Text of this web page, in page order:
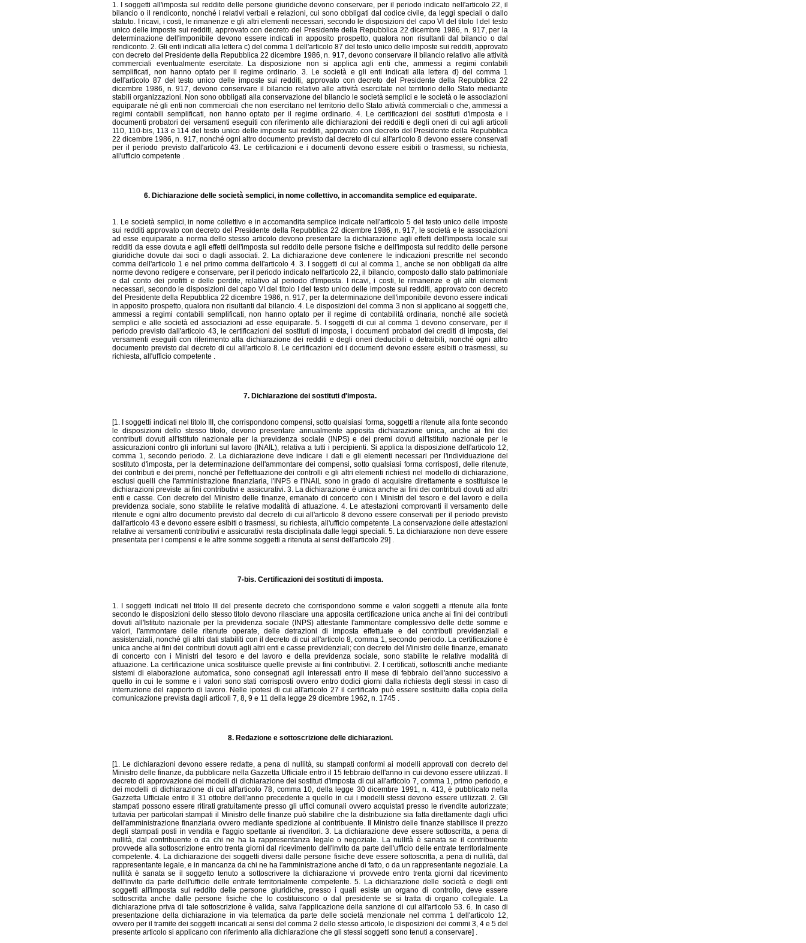
1. I soggetti all'imposta sul reddito delle persone giuridiche devono conservare, per il periodo indicato nell'articolo 22, il
bilancio o il rendiconto, nonché i relativi verbali e relazioni, cui sono obbligati dal codice civile, da leggi speciali o dallo
statuto. I ricavi, i costi, le rimanenze e gli altri elementi necessari, secondo le disposizioni del capo VI del titolo I del testo
unico delle imposte sui redditi, approvato con decreto del Presidente della Repubblica 22 dicembre 1986, n. 917, per la
determinazione dell'imponibile devono essere indicati in apposito prospetto, qualora non risultanti dal bilancio o dal
rendiconto. 2. Gli enti indicati alla lettera c) del comma 1 dell'articolo 87 del testo unico delle imposte sui redditi, approvato
con decreto del Presidente della Repubblica 22 dicembre 1986, n. 917, devono conservare il bilancio relativo alle attività
commerciali eventualmente esercitate. La disposizione non si applica agli enti che, ammessi a regimi contabili
semplificati, non hanno optato per il regime ordinario. 3. Le società e gli enti indicati alla lettera d) del comma 1
dell'articolo 87 del testo unico delle imposte sui redditi, approvato con decreto del Presidente della Repubblica 22
dicembre 1986, n. 917, devono conservare il bilancio relativo alle attività esercitate nel territorio dello Stato mediante
stabili organizzazioni. Non sono obbligati alla conservazione del bilancio le società semplici e le società o le associazioni
equiparate né gli enti non commerciali che non esercitano nel territorio dello Stato attività commerciali o che, ammessi a
regimi contabili semplificati, non hanno optato per il regime ordinario. 4. Le certificazioni dei sostituti d'imposta e i
documenti probatori dei versamenti eseguiti con riferimento alle dichiarazioni dei redditi e degli oneri di cui agli articoli
110, 110-bis, 113 e 114 del testo unico delle imposte sui redditi, approvato con decreto del Presidente della Repubblica
22 dicembre 1986, n. 917, nonché ogni altro documento previsto dal decreto di cui all'articolo 8 devono essere conservati
per il periodo previsto dall'articolo 43. Le certificazioni e i documenti devono essere esibiti o trasmessi, su richiesta,
all'ufficio competente .
6. Dichiarazione delle società semplici, in nome collettivo, in accomandita semplice ed equiparate.
1. Le società semplici, in nome collettivo e in accomandita semplice indicate nell'articolo 5 del testo unico delle imposte
sui redditi approvato con decreto del Presidente della Repubblica 22 dicembre 1986, n. 917, le società e le associazioni
ad esse equiparate a norma dello stesso articolo devono presentare la dichiarazione agli effetti dell'imposta locale sui
redditi da esse dovuta e agli effetti dell'imposta sul reddito delle persone fisiche e dell'imposta sul reddito delle persone
giuridiche dovute dai soci o dagli associati. 2. La dichiarazione deve contenere le indicazioni prescritte nel secondo
comma dell'articolo 1 e nel primo comma dell'articolo 4. 3. I soggetti di cui al comma 1, anche se non obbligati da altre
norme devono redigere e conservare, per il periodo indicato nell'articolo 22, il bilancio, composto dallo stato patrimoniale
e dal conto dei profitti e delle perdite, relativo al periodo d'imposta. I ricavi, i costi, le rimanenze e gli altri elementi
necessari, secondo le disposizioni del capo VI del titolo I del testo unico delle imposte sui redditi, approvato con decreto
del Presidente della Repubblica 22 dicembre 1986, n. 917, per la determinazione dell'imponibile devono essere indicati
in apposito prospetto, qualora non risultanti dal bilancio. 4. Le disposizioni del comma 3 non si applicano ai soggetti che,
ammessi a regimi contabili semplificati, non hanno optato per il regime di contabilità ordinaria, nonché alle società
semplici e alle società ed associazioni ad esse equiparate. 5. I soggetti di cui al comma 1 devono conservare, per il
periodo previsto dall'articolo 43, le certificazioni dei sostituti di imposta, i documenti probatori dei crediti di imposta, dei
versamenti eseguiti con riferimento alla dichiarazione dei redditi e degli oneri deducibili o detraibili, nonché ogni altro
documento previsto dal decreto di cui all'articolo 8. Le certificazioni ed i documenti devono essere esibiti o trasmessi, su
richiesta, all'ufficio competente .
7. Dichiarazione dei sostituti d'imposta.
[1. I soggetti indicati nel titolo III, che corrispondono compensi, sotto qualsiasi forma, soggetti a ritenute alla fonte secondo
le disposizioni dello stesso titolo, devono presentare annualmente apposita dichiarazione unica, anche ai fini dei
contributi dovuti all'Istituto nazionale per la previdenza sociale (INPS) e dei premi dovuti all'Istituto nazionale per le
assicurazioni contro gli infortuni sul lavoro (INAIL), relativa a tutti i percipienti. Si applica la disposizione dell'articolo 12,
comma 1, secondo periodo. 2. La dichiarazione deve indicare i dati e gli elementi necessari per l'individuazione del
sostituto d'imposta, per la determinazione dell'ammontare dei compensi, sotto qualsiasi forma corrisposti, delle ritenute,
dei contributi e dei premi, nonché per l'effettuazione dei controlli e gli altri elementi richiesti nel modello di dichiarazione,
esclusi quelli che l'amministrazione finanziaria, l'INPS e l'INAIL sono in grado di acquisire direttamente e sostituisce le
dichiarazioni previste ai fini contributivi e assicurativi. 3. La dichiarazione è unica anche ai fini dei contributi dovuti ad altri
enti e casse. Con decreto del Ministro delle finanze, emanato di concerto con i Ministri del tesoro e del lavoro e della
previdenza sociale, sono stabilite le relative modalità di attuazione. 4. Le attestazioni comprovanti il versamento delle
ritenute e ogni altro documento previsto dal decreto di cui all'articolo 8 devono essere conservati per il periodo previsto
dall'articolo 43 e devono essere esibiti o trasmessi, su richiesta, all'ufficio competente. La conservazione delle attestazioni
relative ai versamenti contributivi e assicurativi resta disciplinata dalle leggi speciali. 5. La dichiarazione non deve essere
presentata per i compensi e le altre somme soggetti a ritenuta ai sensi dell'articolo 29] .
7-bis. Certificazioni dei sostituti di imposta.
1. I soggetti indicati nel titolo III del presente decreto che corrispondono somme e valori soggetti a ritenute alla fonte
secondo le disposizioni dello stesso titolo devono rilasciare una apposita certificazione unica anche ai fini dei contributi
dovuti all'Istituto nazionale per la previdenza sociale (INPS) attestante l'ammontare complessivo delle dette somme e
valori, l'ammontare delle ritenute operate, delle detrazioni di imposta effettuate e dei contributi previdenziali e
assistenziali, nonché gli altri dati stabiliti con il decreto di cui all'articolo 8, comma 1, secondo periodo. La certificazione è
unica anche ai fini dei contributi dovuti agli altri enti e casse previdenziali; con decreto del Ministro delle finanze, emanato
di concerto con i Ministri del tesoro e del lavoro e della previdenza sociale, sono stabilite le relative modalità di
attuazione. La certificazione unica sostituisce quelle previste ai fini contributivi. 2. I certificati, sottoscritti anche mediante
sistemi di elaborazione automatica, sono consegnati agli interessati entro il mese di febbraio dell'anno successivo a
quello in cui le somme e i valori sono stati corrisposti ovvero entro dodici giorni dalla richiesta degli stessi in caso di
interruzione del rapporto di lavoro. Nelle ipotesi di cui all'articolo 27 il certificato può essere sostituito dalla copia della
comunicazione prevista dagli articoli 7, 8, 9 e 11 della legge 29 dicembre 1962, n. 1745 .
8. Redazione e sottoscrizione delle dichiarazioni.
[1. Le dichiarazioni devono essere redatte, a pena di nullità, su stampati conformi ai modelli approvati con decreto del
Ministro delle finanze, da pubblicare nella Gazzetta Ufficiale entro il 15 febbraio dell'anno in cui devono essere utilizzati. Il
decreto di approvazione dei modelli di dichiarazione dei sostituti d'imposta di cui all'articolo 7, comma 1, primo periodo, e
dei modelli di dichiarazione di cui all'articolo 78, comma 10, della legge 30 dicembre 1991, n. 413, è pubblicato nella
Gazzetta Ufficiale entro il 31 ottobre dell'anno precedente a quello in cui i modelli stessi devono essere utilizzati. 2. Gli
stampati possono essere ritirati gratuitamente presso gli uffici comunali ovvero acquistati presso le rivendite autorizzate;
tuttavia per particolari stampati il Ministro delle finanze può stabilire che la distribuzione sia fatta direttamente dagli uffici
dell'amministrazione finanziaria ovvero mediante spedizione al contribuente. Il Ministro delle finanze stabilisce il prezzo
degli stampati posti in vendita e l'aggio spettante ai rivenditori. 3. La dichiarazione deve essere sottoscritta, a pena di
nullità, dal contribuente o da chi ne ha la rappresentanza legale o negoziale. La nullità è sanata se il contribuente
provvede alla sottoscrizione entro trenta giorni dal ricevimento dell'invito da parte dell'ufficio delle entrate territorialmente
competente. 4. La dichiarazione dei soggetti diversi dalle persone fisiche deve essere sottoscritta, a pena di nullità, dal
rappresentante legale, e in mancanza da chi ne ha l'amministrazione anche di fatto, o da un rappresentante negoziale. La
nullità è sanata se il soggetto tenuto a sottoscrivere la dichiarazione vi provvede entro trenta giorni dal ricevimento
dell'invito da parte dell'ufficio delle entrate territorialmente competente. 5. La dichiarazione delle società e degli enti
soggetti all'imposta sul reddito delle persone giuridiche, presso i quali esiste un organo di controllo, deve essere
sottoscritta anche dalle persone fisiche che lo costituiscono o dal presidente se si tratta di organo collegiale. La
dichiarazione priva di tale sottoscrizione è valida, salva l'applicazione della sanzione di cui all'articolo 53. 6. In caso di
presentazione della dichiarazione in via telematica da parte delle società menzionate nel comma 1 dell'articolo 12,
ovvero per il tramite dei soggetti incaricati ai sensi del comma 2 dello stesso articolo, le disposizioni dei commi 3, 4 e 5 del
presente articolo si applicano con riferimento alla dichiarazione che gli stessi soggetti sono tenuti a conservare] .